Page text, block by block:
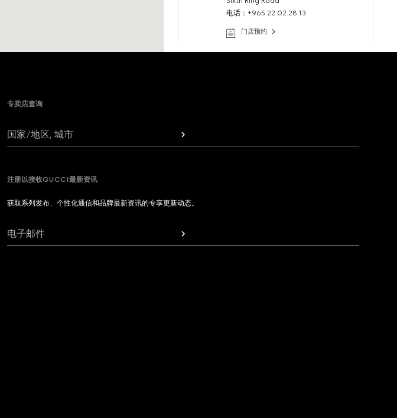
电话：+965.22.02.28.13
门店预约
专卖店查询
国家/地区, 城市
注册以接收GUCCI最新资讯
获取系列发布、个性化通信和品牌最新资讯的专享更新动态。
电子邮件